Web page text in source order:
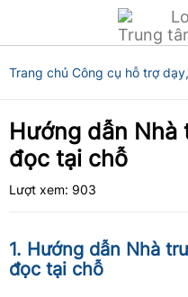
Trung
Trang chủ Công cụ hỗ trợ
Hướng dẫn Nhà
đọc tại chỗ
Lượt xem: 903
1. Hướng dẫn Nhà
đọc tại chỗ